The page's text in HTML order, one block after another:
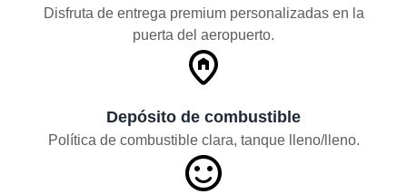
Disfruta de entrega premium personalizadas en la
puerta del aeropuerto.
Depósito de combustible
Política de combustible clara, tanque lleno/lleno.